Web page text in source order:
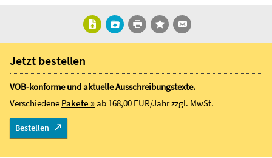
Jetzt bestellen
VOB-konforme und aktuelle Ausschreibungstexte.
Verschiedene Pakete »ab 168,00 EUR/Jahrzzgl. MwSt.
Bestellen